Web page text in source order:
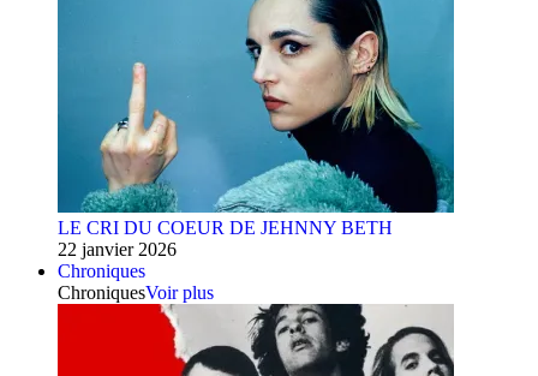
LE CRI DU COEUR DE JEHNNY BETH
22 janvier 2026
Chroniques
ChroniquesVoir plus